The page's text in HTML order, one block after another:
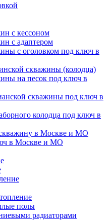
с кессоном
с адаптером
с оголовком под ключ в
скважины (колодца)
на песок под ключ в
скважины под ключ в
колодца под ключ в
в Москве и МО
в Москве и МО
полы
радиаторами